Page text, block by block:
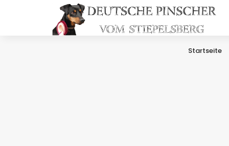
Startseite